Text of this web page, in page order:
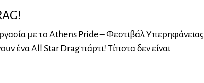
με το Athens Pride – Φεστιβάλ Υπερηφάνειας
ένα All Star Drag πάρτι! Τίποτα δεν είναι